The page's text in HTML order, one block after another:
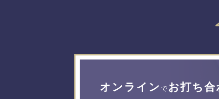
オンライン で お打ち